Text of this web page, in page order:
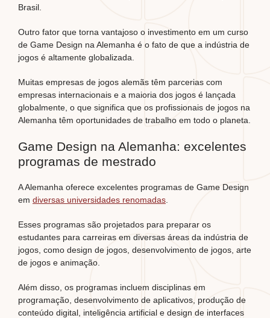
Brasil.
Outro fator que torna vantajoso o investimento em um curso
de Game Design na Alemanha é o fato de que a indústria de
jogos é altamente globalizada.
Muitas empresas de jogos alemãs têm parcerias com
empresas internacionais e a maioria dos jogos é lançada
globalmente, o que significa que os profissionais de jogos na
Alemanha têm oportunidades de trabalho em todo o planeta.
Game Design na Alemanha: excelentes
programas de mestrado
A Alemanha oferece excelentes programas de Game Design
em diversas universidades renomadas
Esses programas são projetados para preparar os
estudantes para carreiras em diversas áreas da indústria de
jogos, como design de jogos, desenvolvimento de jogos, arte
de jogos e animação.
Além disso, os programas incluem disciplinas em
programação, desenvolvimento de aplicativos, produção de
conteúdo digital, inteligência artificial e design de interfaces